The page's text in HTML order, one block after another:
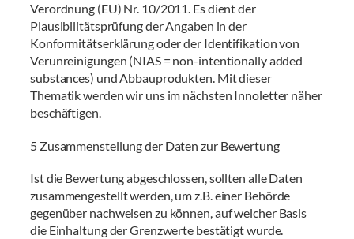
Verordnung (EU) Nr. 10/2011. Es dient der
Plausibilitätsprüfung der Angaben in der
Konformitätserklärung oder der Identifikation von
Verunreinigungen (NIAS = non-intentionally added
substances) und Abbauprodukten. Mit dieser
Thematik werden wir uns im nächsten Innoletter näher
beschäftigen.
5 Zusammenstellung der Daten zur Bewertung
Ist die Bewertung abgeschlossen, sollten alle Daten
zusammengestellt werden, um z.B. einer Behörde
gegenüber nachweisen zu können, auf welcher Basis
die Einhaltung der Grenzwerte bestätigt wurde.